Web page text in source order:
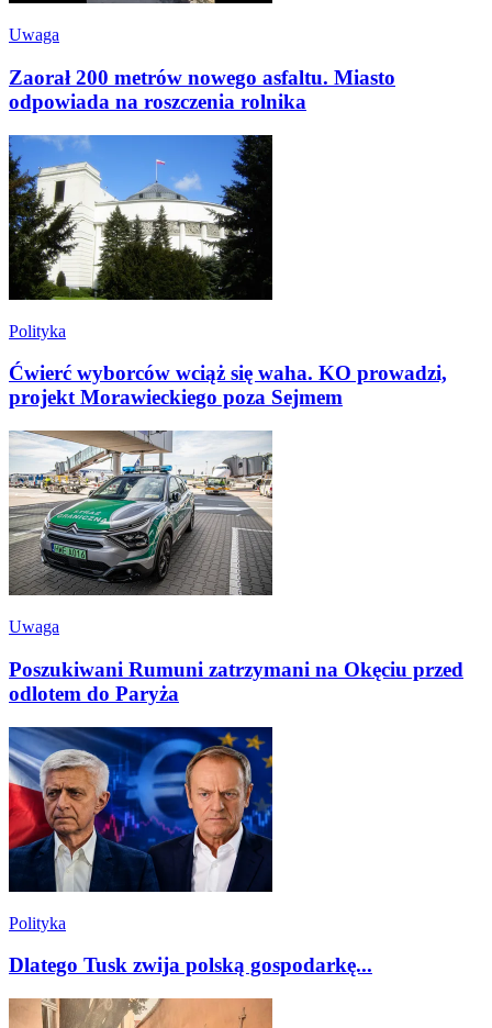
Uwaga
Zaorał 200 metrów nowego asfaltu. Miasto
odpowiada na roszczenia rolnika
Polityka
Ćwierć wyborców wciąż się waha. KO prowadzi,
projekt Morawieckiego poza Sejmem
Uwaga
Poszukiwani Rumuni zatrzymani na Okęciu przed
odlotem do Paryża
Polityka
Dlatego Tusk zwija polską gospodarkę...